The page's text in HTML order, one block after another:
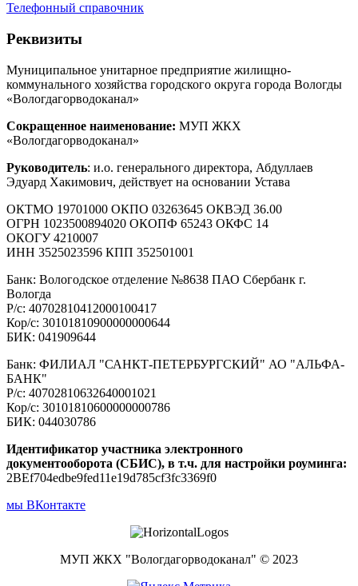
Телефонный справочник
Реквизиты
Муниципальное унитарное предприятие жилищно-
коммунального хозяйства городского округа города Вологды
«Вологдагорводоканал»
Сокращенное наименование: МУП ЖКХ
«Вологдагорводоканал»
Руководитель: и.о. генерального директора, Абдуллаев
Эдуард Хакимович, действует на основании Устава
ОКТМО 19701000 ОКПО 03263645 ОКВЭД 36.00
ОГРН 1023500894020 ОКОПФ 65243 ОКФС 14
ОКОГУ 4210007
ИНН 3525023596 КПП 352501001
Банк: Вологодское отделение №8638 ПАО Сбербанк г.
Вологда
Р/с: 40702810412000100417
Кор/с: 30101810900000000644
БИК: 041909644
Банк: ФИЛИАЛ "САНКТ-ПЕТЕРБУРГСКИЙ" АО "АЛЬФА-
БАНК"
Р/с: 40702810632640001021
Кор/с: 30101810600000000786
БИК: 044030786
Идентификатор участника электронного
документооборота (СБИС), в т.ч. для настройки роуминга:
2BEf704edbe9fed11e19d785cf3fc3369f0
мы ВКонтакте
МУП ЖКХ "Вологдагорводоканал" © 2023